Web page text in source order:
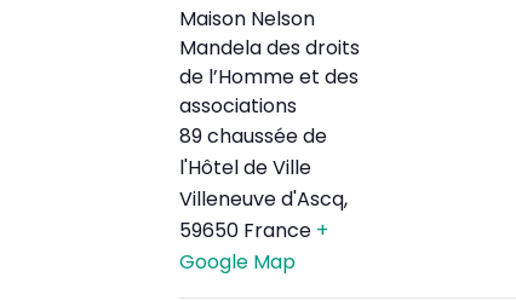
Maison Nelson
Mandela des droits
de l’Homme et des
associations
89 chaussée de
l'Hôtel de Ville
Villeneuve d'Ascq,
59650 France +
Google Map